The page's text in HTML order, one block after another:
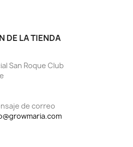
DE LA TIENDA
San Roque Club
de correo